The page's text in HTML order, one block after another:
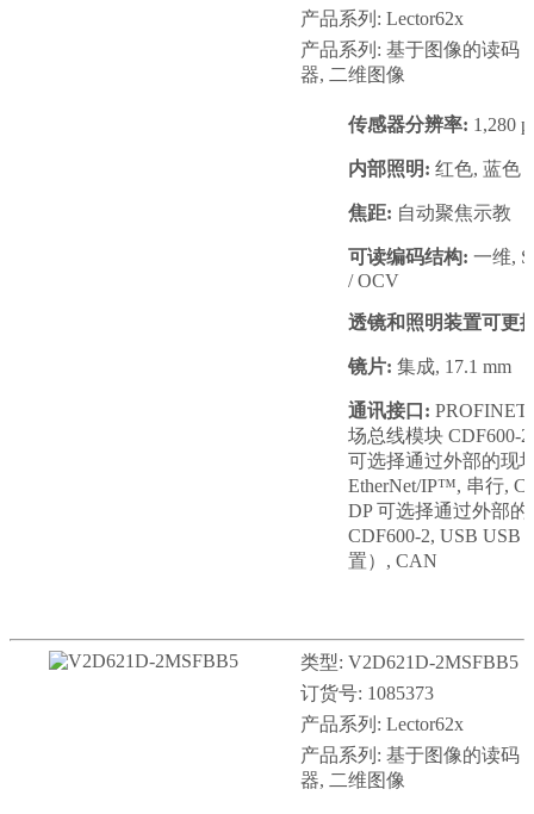
产品系列: Lector62x
产品系列: 基于图像的读码
器, 二维图像
传感器分辨率: 1,280
内部照明: 红色, 蓝色
焦距: 自动聚焦示教
可读编码结构: 一维,
/ OCV
透镜和照明装置可更
镜片: 集成, 17.1 mm
通讯接口:
场总线模块 CDF600-
可选择通过外部的现
EtherNet/IP™, 串行,
DP 可选择通过外部
CDF600-2, USB USB
置）, CAN
类型: V2D621D-2MSFBB5
订货号: 1085373
产品系列: Lector62x
产品系列: 基于图像的读码
器, 二维图像